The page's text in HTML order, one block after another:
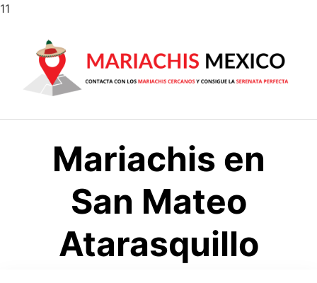
11
contenido
Mariachis en
San Mateo
Atarasquillo